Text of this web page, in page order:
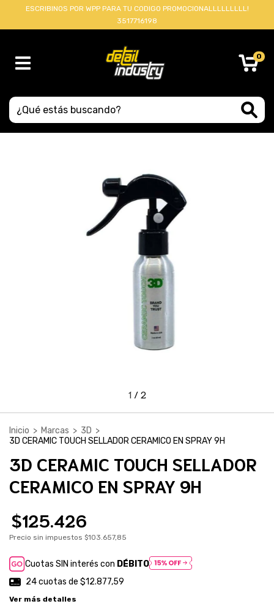
ESCRIBINOS POR WPP PARA TU CODIGO PROMOCIONALLLLLLLLL!
3517716198
0
1/2
Inicio > Marcas > 3D >
3D CERAMIC TOUCH SELLADOR CERAMICO EN SPRAY 9H
3D CERAMIC TOUCH SELLADOR
CERAMICO EN SPRAY 9H
$125.426
Precio sin impuestos $103.657,85
Cuotas SIN interés con DÉBITO
24cuotas de $12.877,59
Ver más detalles